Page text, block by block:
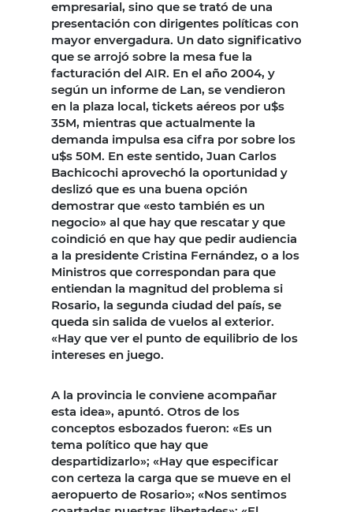
empresarial, sino que se trató de una
presentación con dirigentes políticas con
mayor envergadura. Un dato significativo
que se arrojó sobre la mesa fue la
facturación del AIR. En el año 2004, y
según un informe de Lan, se vendieron
en la plaza local, tickets aéreos por u$s
35M, mientras que actualmente la
demanda impulsa esa cifra por sobre los
u$s 50M. En este sentido, Juan Carlos
Bachicochi aprovechó la oportunidad y
deslizó que es una buena opción
demostrar que «esto también es un
negocio» al que hay que rescatar y que
coindició en que hay que pedir audiencia
a la presidente Cristina Fernández, o a los
Ministros que correspondan para que
entiendan la magnitud del problema si
Rosario, la segunda ciudad del país, se
queda sin salida de vuelos al exterior.
«Hay que ver el punto de equilibrio de los
intereses en juego.
A la provincia le conviene acompañar
esta idea», apuntó. Otros de los
conceptos esbozados fueron: «Es un
tema político que hay que
despartidizarlo»; «Hay que especificar
con certeza la carga que se mueve en el
aeropuerto de Rosario»; «Nos sentimos